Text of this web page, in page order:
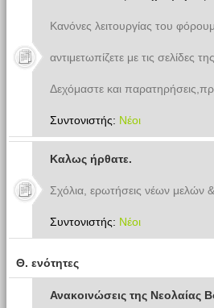
Κανόνες λειτουργίας του
αντιμετωπίζετε με τις σελίδες
Δεχόμαστε και
Συντονιστής: Νέοι
Καλως ήρθατε.
Σχόλια, ερωτήσεις νέων μελών
Συντονιστής: Νέοι
Θ. ενότητες
Ανακοινώσεις της Νεολαίας